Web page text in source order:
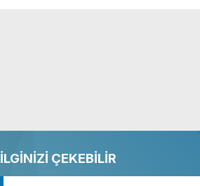
İLGİNİZİ ÇEKEBİLİR